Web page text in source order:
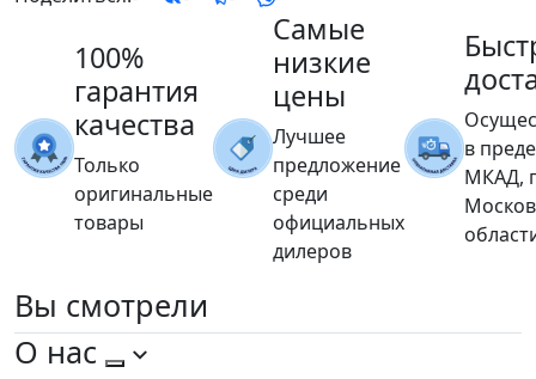
100%
гарантия
качества
Только
оригинальные
товары
Самые
низкие
цены
Лучшее
предложение
среди
официальных
дилеров
в
МКАД,
Вы смотрели
О нас